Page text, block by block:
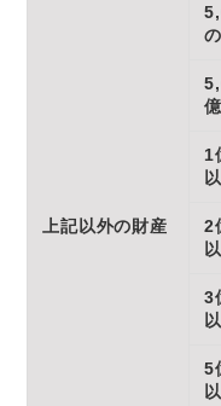
上記以外の財産
1
2
3
5